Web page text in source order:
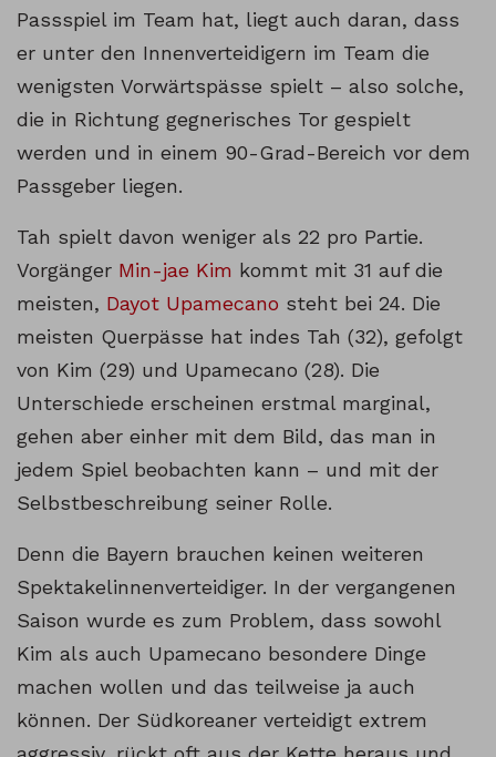
Passspiel im Team hat, liegt auch daran, dass
er unter den Innenverteidigern im Team die
wenigsten Vorwärtspässe spielt – also solche,
die in Richtung gegnerisches Tor gespielt
werden und in einem 90-Grad-Bereich vor dem
Passgeber liegen.
Tah spielt davon weniger als 22 pro Partie.
Vorgänger Min-jae Kim kommt mit 31 auf die
meisten, Dayot Upamecano steht bei 24. Die
meisten Querpässe hat indes Tah (32), gefolgt
von Kim (29) und Upamecano (28). Die
Unterschiede erscheinen erstmal marginal,
gehen aber einher mit dem Bild, das man in
jedem Spiel beobachten kann – und mit der
Selbstbeschreibung seiner Rolle.
Denn die Bayern brauchen keinen weiteren
Spektakelinnenverteidiger. In der vergangenen
Saison wurde es zum Problem, dass sowohl
Kim als auch Upamecano besondere Dinge
machen wollen und das teilweise ja auch
können. Der Südkoreaner verteidigt extrem